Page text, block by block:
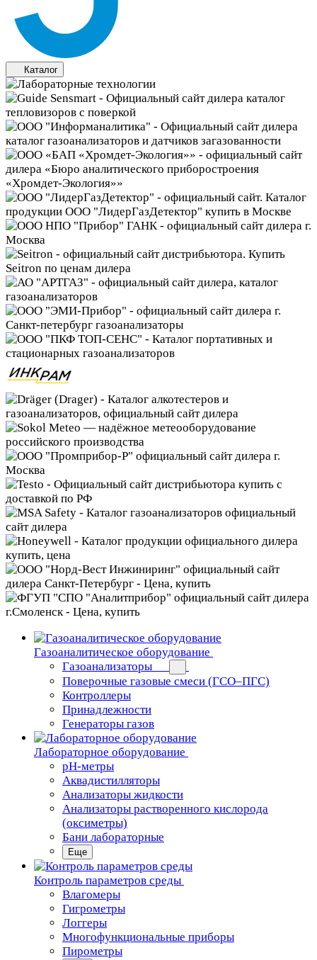
Каталог
Газоаналитическое оборудование
Газоанализаторы
Поверочные газовые смеси (ГСО–ПГС)
Контроллеры
Принадлежности
Генераторы газов
Лабораторное оборудование
pH-метры
Аквадистилляторы
Анализаторы жидкости
Анализаторы растворенного кислорода
(оксиметры)
Бани лабораторные
Еще
Контроль параметров среды
Влагомеры
Гигрометры
Логгеры
Многофункциональные приборы
Пирометры